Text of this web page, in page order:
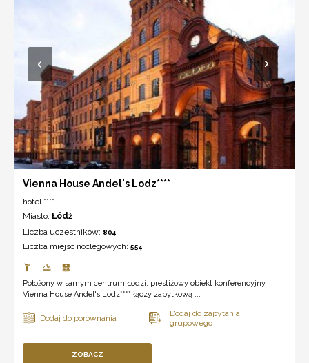
Vienna House Andel's Lodz****
hotel ****
Miasto: Łódź
Liczba uczestników: 804
Liczba miejsc noclegowych: 554
Położony w samym centrum Łodzi, prestiżowy obiekt konferencyjny
Vienna House Andel's Lodz**** łączy zabytkową ...
ZOBACZ